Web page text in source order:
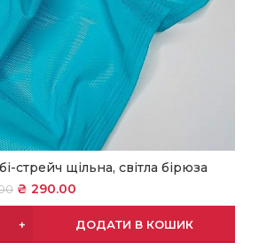
стрейч щільна, світла бірюза
₴ 290.00
ДОДАТИ В КОШИК